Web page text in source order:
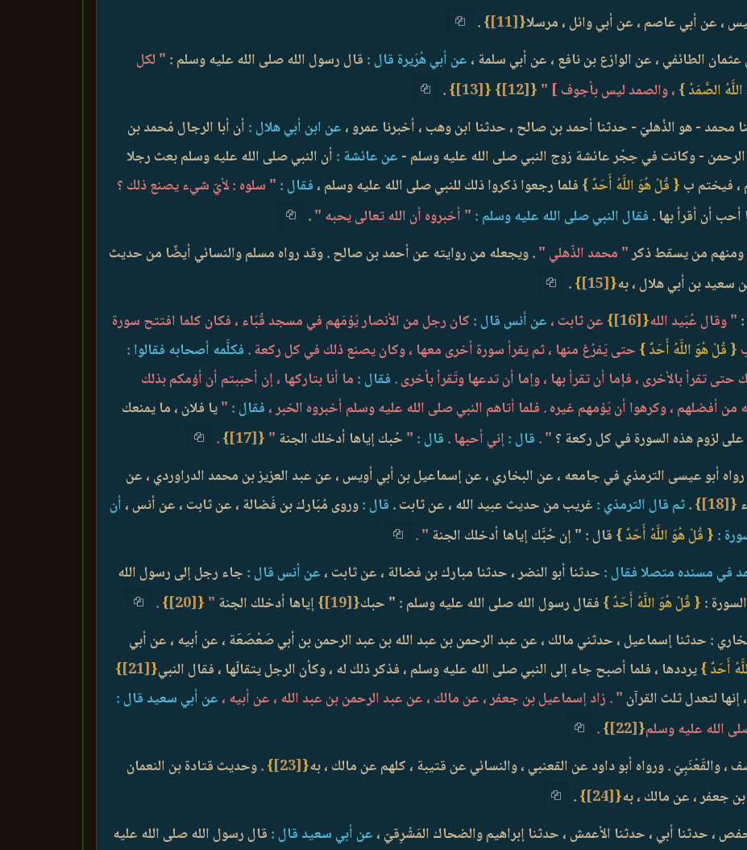
، عن أبي عاصم ، عن أبي وائل ، مرسلا{
[11]
}
.
الطائفي ، عن الوازع بن نافع ، عن أبي سلمة ، عن أبي هُرَيرة قال : قال رسول الله صلى الله عليه وسلم : " لكل
الصَّمَدُ } ، والصمد ليس بأجوف ] " {
[12]
}
{
[13]
}
.
محمد - هو الذُهليّ - حدثنا أحمد بن صالح ، حدثنا ابن وهب ، أخبرنا عمرو ، عن ابن أبي هلال : أن أبا الرجال مُحمد بن
- وكانت في حِجْر عائشة زوج النبي صلى الله عليه وسلم - عن عائشة : أن النبي صلى الله عليه وسلم بعث رجلا
، فيختم ب { قُلْ هُوَ اللَّهُ أَحَدٌ } فلما رجعوا ذكروا ذلك للنبي صلى الله عليه وسلم ، فقال : " سلوه : لأيّ شيء يصنع ذلك ؟
أحب أن أقرأ بها . فقال النبي صلى الله عليه وسلم : " أخبروه أن الله تعالى يحبه ".
من يسقط ذكر" محمد الذّهلي ". ويجعله من روايته عن أحمد بن صالح . وقد رواه مسلم والنسائي أيضًا من حديث
سعيد بن أبي هلال ، به{
[15]
}
.
: " وقال عُبَيد الله{
[16]
} عن ثابت ، عن أنس قال : كان رجل من الأنصار يَؤمَهم في مسجد قُبَاء ، فكان كلما افتتح سورة
{ قُلْ هُوَ اللَّهُ أَحَدٌ } حتى يَفرُغ منها ، ثم يقرأ سورة أخرى معها ، وكان يصنع ذلك في كل ركعة . فكلَّمه أصحابه فقالوا :
تقرأ بالأخرى ، فإما أن تقرأ بها ، وإما أن تدعها وتَقرأ بأخرى . فقال : ما أنا بتاركها ، إن أحببتم أن أؤمكم بذلك
أفضلهم ، وكرهوا أن يَؤمهم غيره . فلما أتاهم النبي صلى الله عليه وسلم أخبروه الخبر ، فقال : "يا فلان ، ما يمنعك
لزوم هذه السورة في كل ركعة ؟ " . قال :إني أحبها . قال : " حُبك إياها أدخلك الجنة "
{
[17]
}
.
رواه أبو عيسى الترمذي في جامعه ، عن البخاري ، عن إسماعيل بن أبي أويس ، عن عبد العزيز بن محمد الدراوردي ، عن
{
[18]
}
.ثم قال الترمذي : غريب من حديث عبيد الله ، عن ثابت . قال :وروى مُبَارك بن فَضالة ، عن ثابت ، عن أنس ، أن
: { قُلْ هُوَ اللَّهُ أَحَدٌ } قال : " إن حُبَّك إياها أدخلك الجنة " .
في مسنده متصلا فقال : حدثنا أبو النضر ، حدثنا مبارك بن فضالة ، عن ثابت ، عن أنس قال : جاء رجل إلى رسول الله
: { قُلْ هُوَ اللَّهُ أَحَدٌ } فقال رسول الله صلى الله عليه وسلم : " حبك{
[19]
}إياها أدخلك الجنة "
{
[20]
}
.
: حدثنا إسماعيل ، حدثني مالك ، عن عبد الرحمن بن عبد الله بن عبد الرحمن بن أبي صَعْصَعَة ، عن أبيه ، عن أبي
أَحَدٌ }يرددها ، فلما أصبح جاء إلى النبي صلى الله عليه وسلم ، فذكر ذلك له ، وكأن الرجل يتقالّها ، فقال النبي{
[21]
}
لتعدل ثلث القرآن " . زاد إسماعيل بن جعفر ، عن مالك ، عن عبد الرحمن بن عبد الله ، عن أبيه ، عن أبي سعيد قال :
الله عليه وسلم{
[22]
}
.
، والقَعْنَبِيّ . ورواه أبو داود عن القعنبي ، والنسائي عن قتيبة ، كلهم عن مالك ، به{
[23]
}. وحديث قتادة بن النعمان
جعفر ، عن مالك ، به{
[24]
}
.
، حدثنا أبي ، حدثنا الأعمش ، حدثنا إبراهيم والضحاك المَشْرِقيّ ، عن أبي سعيد قال : قال رسول الله صلى الله عليه